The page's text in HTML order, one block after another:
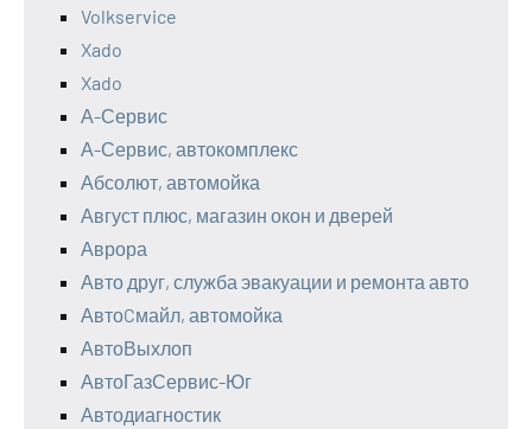
Volkservice
Xado
Xado
А-Сервис
А-Сервис, автокомплекс
Абсолют, автомойка
Август плюс, магазин окон и дверей
Аврора
Авто друг, служба эвакуации и ремонта авто
АвтоCмайл, автомойка
АвтоВыхлоп
АвтоГазСервис-Юг
Автодиагностик